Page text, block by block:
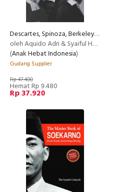
Descartes, Spinoza, Berkeley: Sebuah Biografi
oleh Aquido Adri & Syaiful Hadi
(Anak Hebat Indonesia)
Gudang Supplier
Rp 47.400
Hemat Rp 9.480
Rp 37.920